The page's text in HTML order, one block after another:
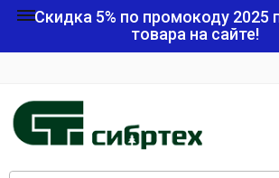
Скидка 5% по промокоду 2025
товара на сайте!